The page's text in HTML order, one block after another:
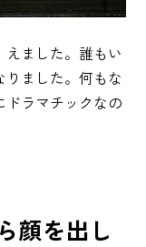
ました。誰もい
ました。何もな
ドラマチックなの
顔を出し